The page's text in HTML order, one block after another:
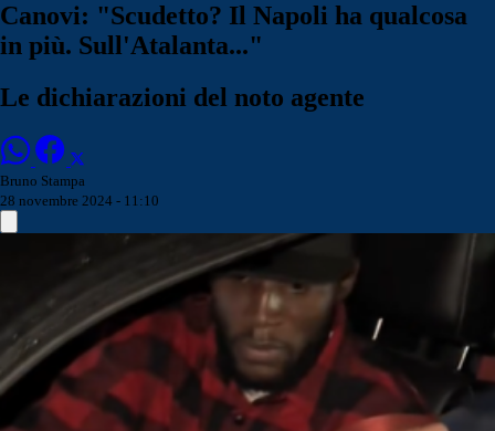
Canovi: "Scudetto? Il Napoli ha qualcosa
in più. Sull'Atalanta..."
Le dichiarazioni del noto agente
Bruno Stampa
28 novembre 2024 - 11:10